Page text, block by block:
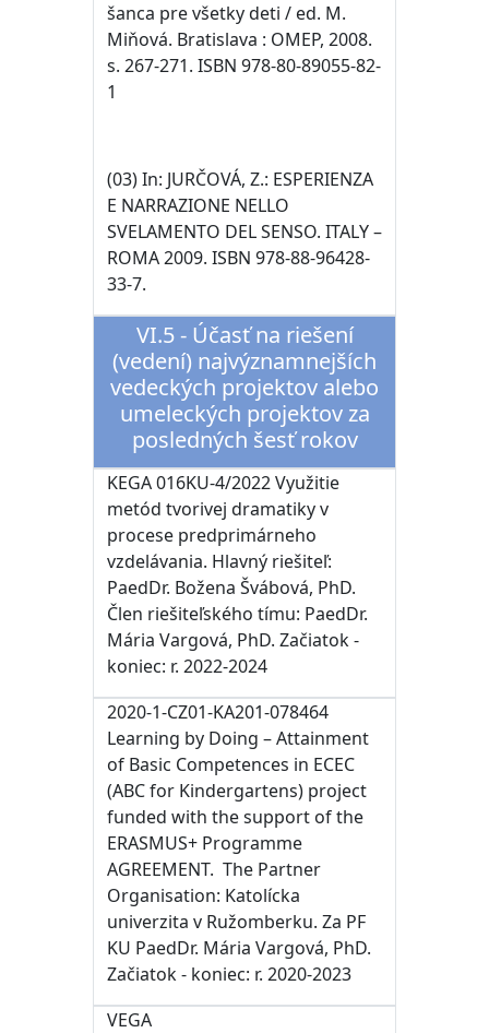
šanca pre všetky deti / ed. M.
Miňová. Bratislava : OMEP, 2008.
s. 267-271. ISBN 978-80-89055-82-
1
(03) In: JURČOVÁ, Z.: ESPERIENZA
E NARRAZIONE NELLO
SVELAMENTO DEL SENSO. ITALY –
ROMA 2009. ISBN 978-88-96428-
33-7.
VI.5 - Účasť na riešení
(vedení) najvýznamnejších
vedeckých projektov alebo
umeleckých projektov za
posledných šesť rokov
KEGA 016KU-4/2022 Využitie
metód tvorivej dramatiky v
procese predprimárneho
vzdelávania. Hlavný riešiteľ:
PaedDr. Božena Švábová, PhD.
Člen riešiteľského tímu: PaedDr.
Mária Vargová, PhD. Začiatok -
koniec: r. 2022-2024
2020-1-CZ01-KA201-078464
Learning by Doing – Attainment
of Basic Competences in ECEC
(ABC for Kindergartens) project
funded with the support of the
ERASMUS+ Programme
AGREEMENT. The Partner
Organisation: Katolícka
univerzita v Ružomberku. Za PF
KU PaedDr. Mária Vargová, PhD.
Začiatok - koniec: r. 2020-2023
VEGA